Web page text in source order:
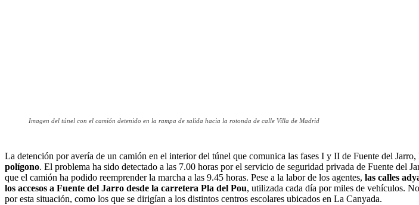
Imagen del túnel con el camión detenido en la rampa de salida hacia la rotonda de calle Villa de Madrid
La detención por avería de un camión en el interior del túnel que comunica las fases I y II de Fuente del Jarro,
polígono. El problema ha sido detectado a las 7.00 horas por el servicio de seguridad privada de Fuente del
que el camión ha podido reemprender la marcha a las 9.45 horas. Pese a la labor de los agentes, las calles
los accesos a Fuente del Jarro desde la carretera Pla del Pou, utilizada cada día por miles de vehículos.
por esta situación, como los que se dirigían a los distintos centros escolares ubicados en La Canyada.